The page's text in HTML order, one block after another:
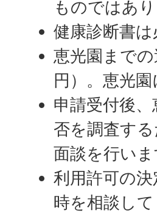
ものではあ
健康診断書
恵光園まで
円）。恵光
申請受付後
否を調査す
面談を行い
利用許可の
時を相談し